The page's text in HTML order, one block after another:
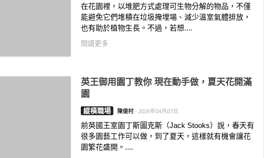
在花園裡，以堆肥方式處理可生物分解的物品，不僅
能避免它們堆積在垃圾掩埋場、減少溫室氣體排放，
也有助於植物生長。不過，若想....
閱讀更多
英王御用園丁教你 現在動手做，夏天花開滿
園
縱橫職場 陳俊村 - 2026年04月07日
前英國王室園丁斯圖克斯（Jack Stooks）說，春天有
很多園藝工作可以做，到了夏天，這樣就有機會讓花
園繁花盛開。....